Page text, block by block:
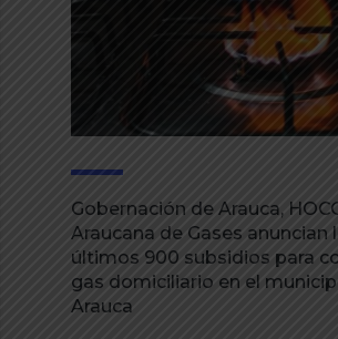
Gobernación de Arauca,
Araucana de Gases anuncian
últimos 900 subsidios para
gas domiciliario en el
Arauca